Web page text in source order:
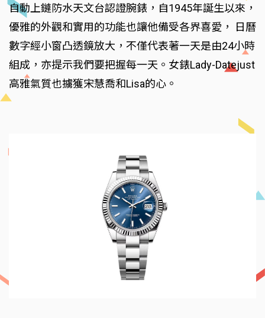
自動上鏈防水天文台認證腕錶，自1945年誕生以來，
優雅的外觀和實用的功能也讓他備受各界喜愛， 日曆
數字經小窗凸透鏡放大，不僅代表著一天是由24小時
組成，亦提示我們要把握每一天。女錶Lady-Datejust
高雅氣質也擄獲宋慧喬和Lisa的心。